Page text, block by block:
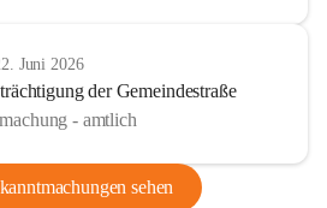
Juni 2026
der Gemeindestraße
- amtlich
sehen